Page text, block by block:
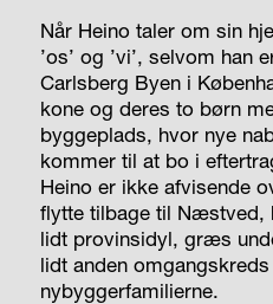
Når Heino taler om sin
’os’ og ’vi’, selvom han
Carlsberg Byen i
kone og deres to børn
byggeplads, hvor nye
kommer til at bo i
Heino er ikke afvisende
flytte tilbage til Næstved,
lidt provinsidyl, græs
lidt anden omgangskreds
nybyggerfamilierne.